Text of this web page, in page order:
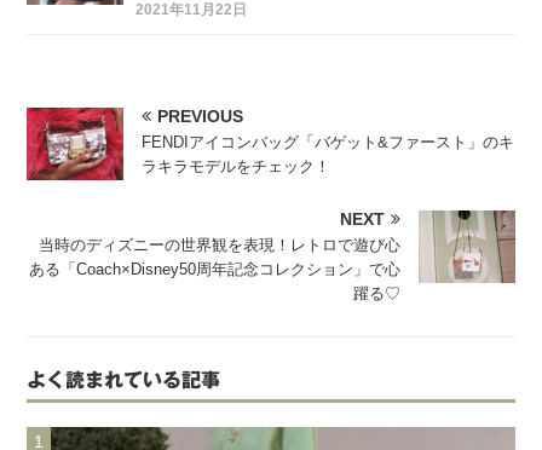
2021年11月22日
PREVIOUS
FENDIアイコンバッグ「バゲット&ファースト」のキ
ラキラモデルをチェック！
NEXT
当時のディズニーの世界観を表現！レトロで遊び心
ある「Coach×Disney50周年記念コレクション」で心
躍る♡
よく読まれている記事